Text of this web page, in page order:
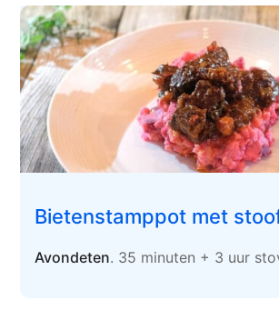
Bietenstamppot met
Avondeten. 35 minuten + 3 uur